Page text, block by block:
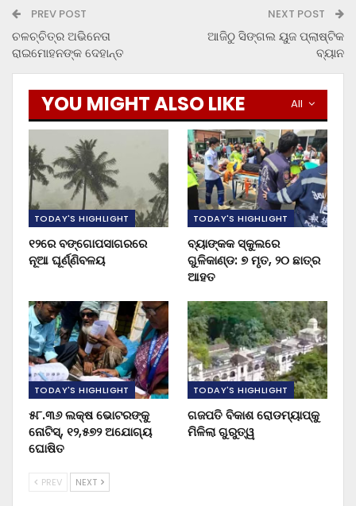
PREV POST
ଚଳଚ୍ଚିତ୍ର ଅଭିନେତା
ରାଇମୋହନଙ୍କ ଦେହାନ୍ତ
NEXT POST
ଆଜିଠୁ ସିଙ୍ଗଲ ୟୁଜ ପ୍ଲାଷ୍ଟିକ
ବ୍ୟାନ
All
YOU MIGHT ALSO LIKE
TODAY'S HIGHLIGHT
୧୨ରେ ବଙ୍ଗୋପସାଗରରେ
ନୂଆ ଘୂର୍ଣ୍ଣିବଳୟ
TODAY'S HIGHLIGHT
ବ୍ୟାଙ୍କକ ସ୍କୁଲରେ
ଗୁଳିକାଣ୍ଡ: ୭ ମୃତ, ୨୦ ଛାତ୍ର
ଆହତ
TODAY'S HIGHLIGHT
୫୮.୩୬ ଲକ୍ଷ ଭୋଟରଙ୍କୁ
ନୋଟିସ୍‌, ୧୨,୫୭୨ ଅଯୋଗ୍ୟ
ଘୋଷିତ
TODAY'S HIGHLIGHT
ଗଜପତି ବିକାଶ ରୋଡମ୍ୟାପ୍‌କୁ
ମିଳିଲା ଗୁରୁତ୍ୱ
PREV NEXT